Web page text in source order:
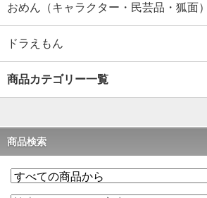
おめん（キャラクター・民芸品・狐面）
ドラえもん
商品カテゴリー一覧
商品検索